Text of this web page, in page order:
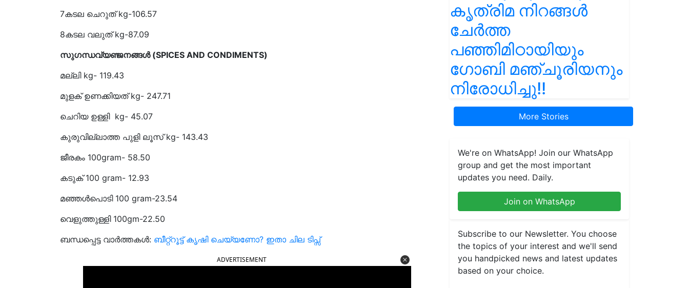
7കടല ചെറുത് kg-106.57
8കടല വലുത് kg-87.09
സുഗന്ധവ്യഞ്ജനങ്ങൾ (SPICES AND CONDIMENTS)
മല്ലി kg- 119.43
മുളക് ഉണക്കിയത് kg- 247.71
ചെറിയ ഉള്ളി kg- 45.07
കുരുവില്ലാത്ത പുളി ലൂസ് kg- 143.43
ജീരകം 100gram- 58.50
കടുക് 100 gram- 12.93
മഞ്ഞൾപൊടി 100 gram-23.54
വെളുത്തുള്ളി 100gm-22.50
ബന്ധപ്പെട്ട വാർത്തകൾ: ബീറ്റ്റൂട്ട് കൃഷി ചെയ്യണോ? ഇതാ ചില ടിപ്സ്
ADVERTISEMENT
കൃത്രിമ നിറങ്ങൾ
ചേർത്ത
പഞ്ഞിമിഠായിയും
ഗോബി മഞ്ചൂരിയനും
നിരോധിച്ചു!!
More Stories
We're on WhatsApp! Join our WhatsApp
group and get the most important
updates you need. Daily.
Join on WhatsApp
Subscribe to our Newsletter. You choose
the topics of your interest and we'll send
you handpicked news and latest updates
based on your choice.